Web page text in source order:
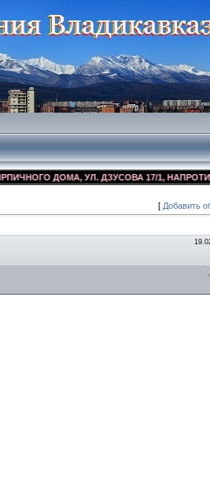
ДОМА, УЛ. ДЗУСОВА 17/1,
[ Добавить